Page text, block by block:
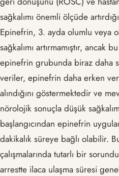
sağkalımı önemli ölçüde
Epinefrin, 3. ayda olumlu veya
sağkalımı artırmamıştır, ancak
epinefrin grubunda biraz daha
veriler, epinefrin daha erken
alındığını göstermektedir ve
nörolojik sonuçla düşük
başlangıcından epinefrin
dakikalık süreye bağlı olabilir.
çalışmalarında tutarlı bir
arrestte ilaca ulaşma süresi